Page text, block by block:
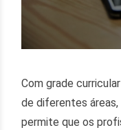
Com grade
de diferentes
permite que os